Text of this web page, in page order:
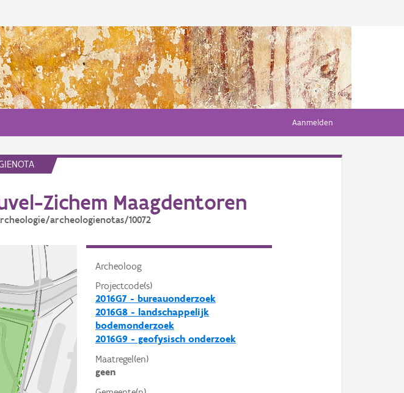
Aanmelden
Zichem Maagdentoren
archeologienotas/10072
Archeoloog
Projectcode(s)
2016G7 - bureauonderzoek
2016G8 - landschappelijk
bodemonderzoek
2016G9 - geofysisch onderzoek
Maatregel(en)
geen